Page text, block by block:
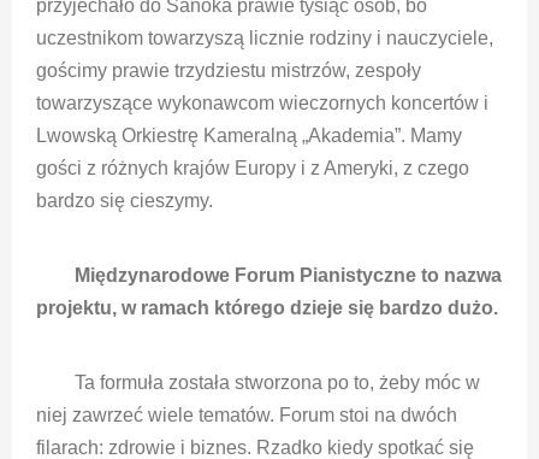
przyjechało do Sanoka prawie tysiąc osób, bo
uczestnikom towarzyszą licznie rodziny i nauczyciele,
gościmy prawie trzydziestu mistrzów, zespoły
towarzyszące wykonawcom wieczornych koncertów i
Lwowską Orkiestrę Kameralną „Akademia”. Mamy
gości z różnych krajów Europy i z Ameryki, z czego
bardzo się cieszymy.
Międzynarodowe Forum Pianistyczne to nazwa
projektu, w ramach którego dzieje się bardzo dużo.
Ta formuła została stworzona po to, żeby móc w
niej zawrzeć wiele tematów. Forum stoi na dwóch
filarach: zdrowie i biznes. Rzadko kiedy spotkać się